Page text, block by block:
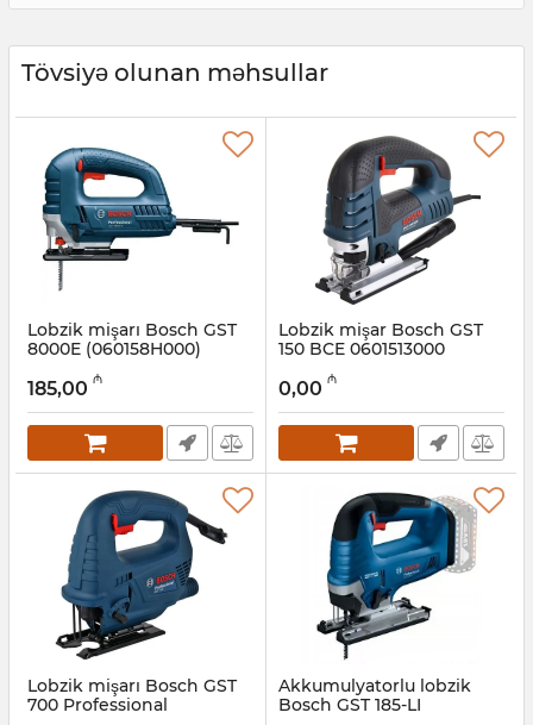
Tövsiyə olunan məhsullar
Lobzik mişarı Bosch GST
8000E (060158H000)
017008002
185,00 ₼
Lobzik mişar Bosch GST
150 BCE 0601513000
017008016
0,00 ₼
Lobzik mişarı Bosch GST
700 Professional
Akkumulyatorlu lobzik
Bosch GST 185-LI